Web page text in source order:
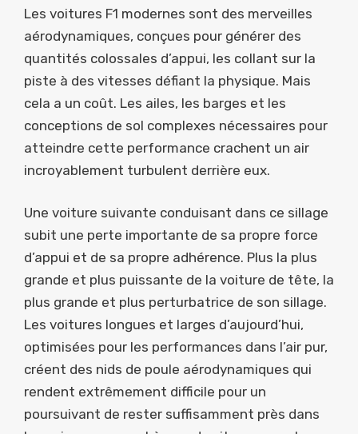
Les voitures F1 modernes sont des merveilles
aérodynamiques, conçues pour générer des
quantités colossales d’appui, les collant sur la
piste à des vitesses défiant la physique. Mais
cela a un coût. Les ailes, les barges et les
conceptions de sol complexes nécessaires pour
atteindre cette performance crachent un air
incroyablement turbulent derrière eux.
Une voiture suivante conduisant dans ce sillage
subit une perte importante de sa propre force
d’appui et de sa propre adhérence. Plus la plus
grande et plus puissante de la voiture de tête, la
plus grande et plus perturbatrice de son sillage.
Les voitures longues et larges d’aujourd’hui,
optimisées pour les performances dans l’air pur,
créent des nids de poule aérodynamiques qui
rendent extrêmement difficile pour un
poursuivant de rester suffisamment près dans